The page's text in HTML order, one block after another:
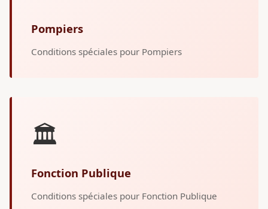
Pompiers
Conditions spéciales pour Pompiers
🏛️
Fonction Publique
Conditions spéciales pour Fonction Publique